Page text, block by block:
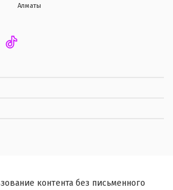
Алматы
контента без письменного